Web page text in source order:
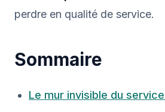
perdre en qualité de service.
Sommaire
Le mur invisible du